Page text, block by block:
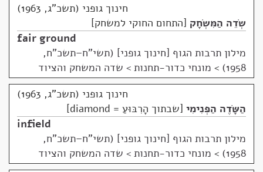
חינוך גופני (תשכ"ג, 1963)
שְׂדֵה הַמִּשְׂחָק התחום החוקי למשחק
fair ground
מילון תרבות הגוף [חינוך גופני] (תשי"ח–תשכ"ח,
1958)
> מונחי כדור-תחנות > שדה המשחק והציוד
חינוך גופני (תשכ"ג, 1963)
הַשָּׂדֶה הַפְּנִימִי שבתוך הָרִבּוּעַ = diamond
infield
מילון תרבות הגוף [חינוך גופני] (תשי"ח–תשכ"ח,
1958)
> מונחי כדור-תחנות > שדה המשחק והציוד